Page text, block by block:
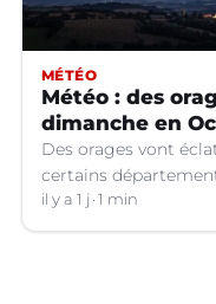
MÉTÉO
Météo : des
dimanche en
Des orages vont
certains
il y a 1 j 1 min